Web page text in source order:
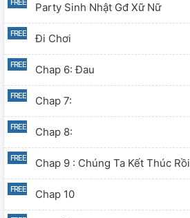
Party Sinh Nhật Gđ Xữ Nữ
Đi Chơi
Chap 6: Đau
Chap 7:
Chap 8:
Chap 9 : Chúng Ta Kết Thúc Rồi
Chap 10